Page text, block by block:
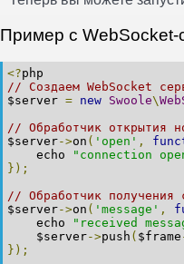
Пример с WebSocket-
<?php
// Создаем WebSocket
$server = new Swoole\
// Обработчик открытия
$server->on ( 'open' ,
echo
"connection
});
// Обработчик получения
$server->on ( 'message' ,
echo
"received
$server->push ( $frame
});